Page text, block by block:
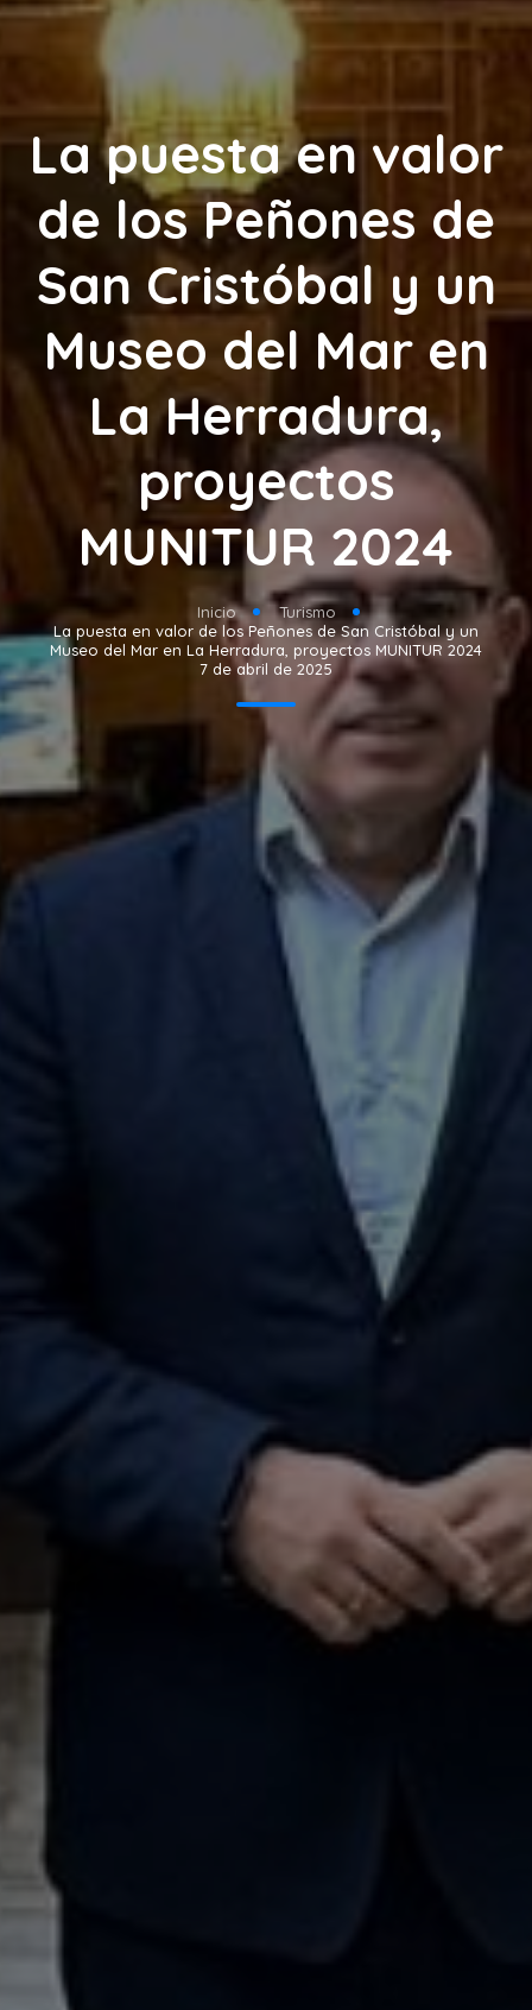
La puesta en valor
de los Peñones de
San Cristóbal y un
Museo del Mar en
La Herradura,
proyectos
MUNITUR 2024
Inicio
Turismo
La puesta en valor de los Peñones de San Cristóbal y un
Museo del Mar en La Herradura, proyectos MUNITUR 2024
7 de abril de 2025